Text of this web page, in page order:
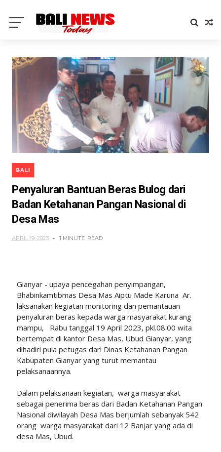
BALI
Penyaluran Bantuan Beras Bulog dari
Badan Ketahanan Pangan Nasional di
Desa Mas
APRIL 19, 2023 1 MINUTE READ
Gianyar - upaya pencegahan penyimpangan,
Bhabinkamtibmas Desa Mas Aiptu Made Karuna Ar.
laksanakan kegiatan monitoring dan pemantauan
penyaluran beras kepada warga masyarakat kurang
mampu, Rabu tanggal 19 April 2023, pkl.08.00 wita
bertempat di kantor Desa Mas, Ubud Gianyar, yang
dihadiri pula petugas dari Dinas Ketahanan Pangan
Kabupaten Gianyar yang turut memantau
pelaksanaannya.
Dalam pelaksanaan kegiatan, warga masyarakat
sebagai penerima beras dari Badan Ketahanan Pangan
Nasional diwilayah Desa Mas berjumlah sebanyak 542
orang warga masyarakat dari 12 Banjar yang ada di
desa Mas, Ubud.